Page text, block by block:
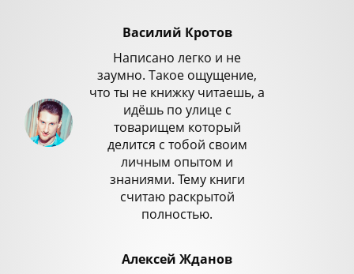
Василий Кротов
Написано легко и не
заумно. Такое ощущение,
что ты не книжку читаешь, а
идёшь по улице с
товарищем который
делится с тобой своим
личным опытом и
знаниями. Тему книги
считаю раскрытой
полностью.
Алексей Жданов